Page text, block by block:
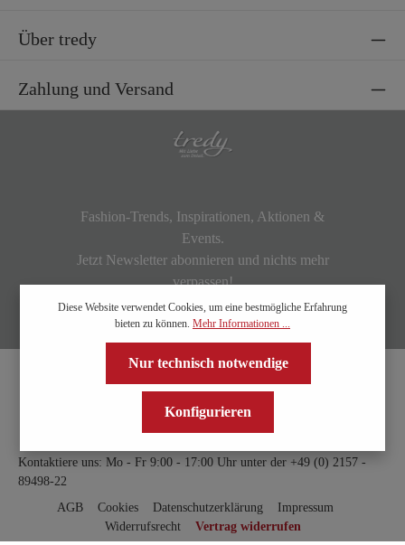
Über tredy
Zahlung und Versand
Fashion-Trends, Inspirationen, Aktionen &
Events.
Jetzt Newsletter abonnieren und nichts mehr
verpassen!
Kontaktiere uns: Mo - Fr 9:00 - 17:00 Uhr unter der +49 (0) 2157 -
89498-22
AGB
Cookies Datenschutzerklärung
Impressum
Widerrufsrecht
Vertrag widerrufen
Diese Website verwendet Cookies, um eine bestmögliche Erfahrung
bieten zu können. Mehr Informationen ...
Nur technisch notwendige
Konfigurieren